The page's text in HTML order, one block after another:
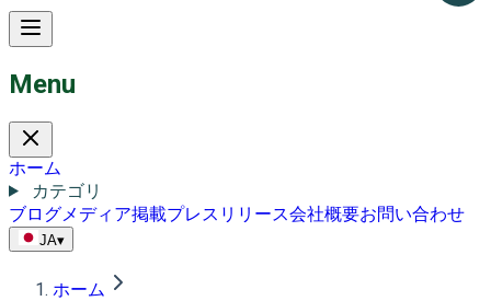
Menu
ホーム
カテゴリ
ブログメディア掲載プレスリリース会社概要お問い合わせ
JA▾
ホーム